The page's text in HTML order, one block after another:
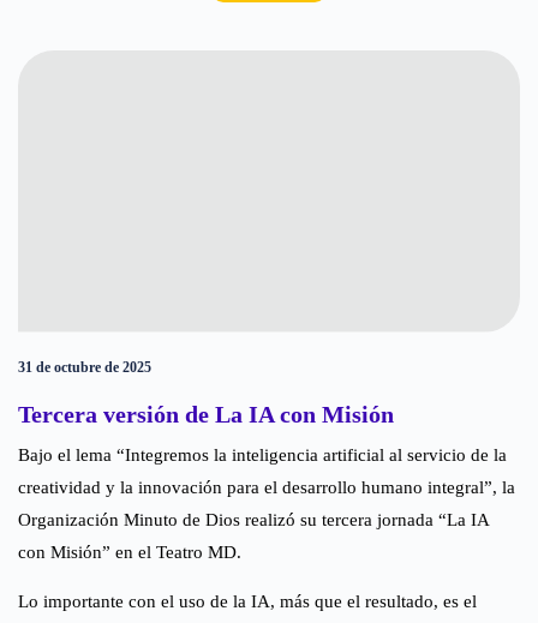
31 de octubre de 2025
Tercera versión de La IA con Misión
Bajo el lema “Integremos la inteligencia artificial al servicio de la
creatividad y la innovación para el desarrollo humano integral”, la
Organización Minuto de Dios realizó su tercera jornada “La IA
con Misión” en el Teatro MD.
Lo importante con el uso de la IA, más que el resultado, es el